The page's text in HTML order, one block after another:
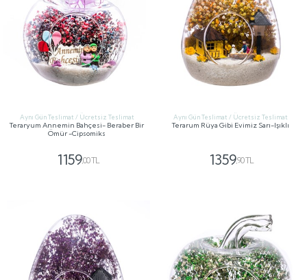
Aynı Gün Teslimat / Ücretsiz Teslimat
Teraryum Annemin Bahçesi- Beraber Bir
Ömür -Cipsomiks
1159,00 TL
Aynı Gün Teslimat / Ücretsiz Teslimat
Terarum Rüya Gibi Evimiz Sarı-Işıklı
1359,90 TL